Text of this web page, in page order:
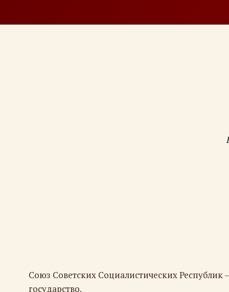
Союз Советских Социалистических Республик
государство.